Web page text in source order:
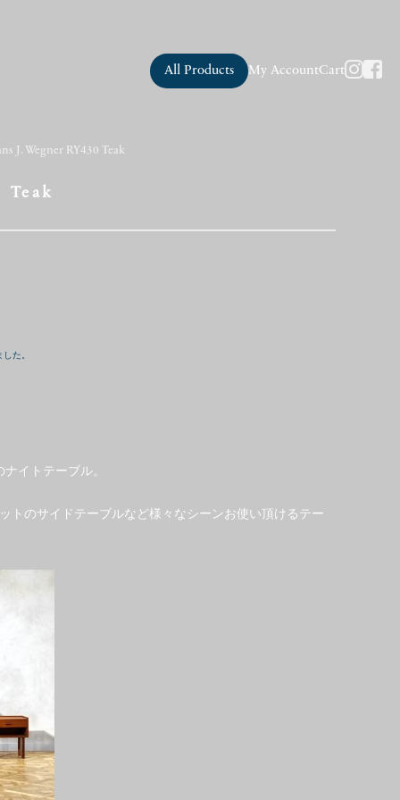
All Products My AccountCart
J. Wegner RY430 Teak
Teak
た。
イトテーブル。
トのサイドテーブルなど様々なシーンお使い頂けるテー